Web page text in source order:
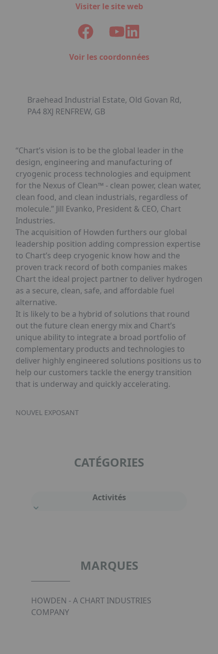
Visiter le site web
Voir les coordonnées
Braehead Industrial Estate, Old Govan Rd,
PA4 8XJ RENFREW, GB
“Chart’s vision is to be the global leader in the
design, engineering and manufacturing of
cryogenic process technologies and equipment
for the Nexus of Clean™ - clean power, clean water,
clean food, and clean industrials, regardless of
molecule.” Jill Evanko, President & CEO, Chart
Industries.
The acquisition of Howden furthers our global
leadership position adding compression expertise
to Chart’s deep cryogenic know how and the
proven track record of both companies makes
Chart the ideal project partner to deliver hydrogen
as a secure, clean, safe, and affordable fuel
alternative.
It is likely to be a hybrid of solutions that round
out the future clean energy mix and Chart’s
unique ability to integrate a broad portfolio of
complementary products and technologies to
deliver highly engineered solutions positions us to
help our customers tackle the energy transition
that is underway and quickly accelerating.
NOUVEL EXPOSANT
CATÉGORIES
Activités
MARQUES
HOWDEN - A CHART INDUSTRIES
COMPANY